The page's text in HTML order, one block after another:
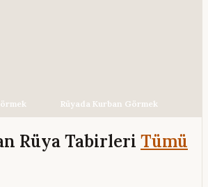
Rüyada Kurban Görmek
Rüya Tabirleri Tümü